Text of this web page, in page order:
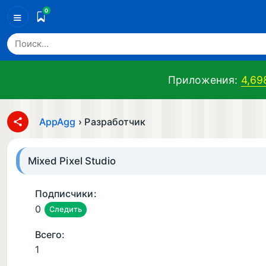
≡ 0
Приложения:
AppAgg › Разработчик
Mixed Pixel Studio
Подписчики:
0
Следить
Всего:
1